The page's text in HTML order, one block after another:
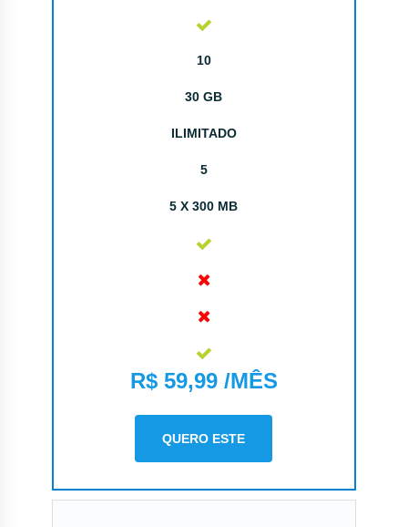
10
30 GB
ILIMITADO
5
5 X 300 MB
R$ 59,99 /MÊS
QUERO ESTE